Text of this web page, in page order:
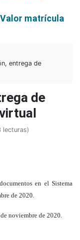
Valor matrícula
entrega de
de
lecturas)
en el Sistema
de 2020.
noviembre de 2020.